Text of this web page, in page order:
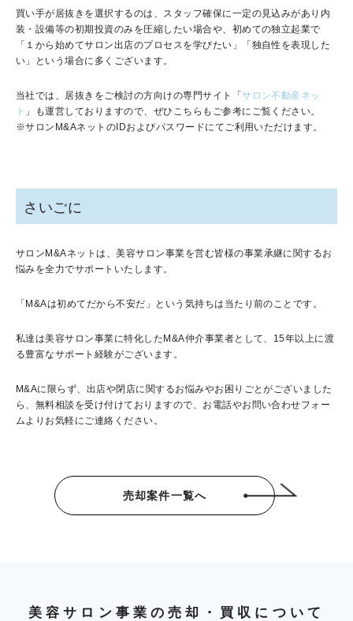
買い手が居抜きを選択するのは、スタッフ確保に一定の見込みがあり内
装・設備等の初期投資のみを圧縮したい場合や、初めての独立起業で
「１から始めてサロン出店のプロセスを学びたい」「独自性を表現した
い」という場合に多くございます。
当社では、居抜きをご検討の方向けの専門サイト「サロン不動産ネッ
ト 」も運営しておりますので、ぜひこちらもご参考にご覧ください。
※サロンM&AネットのIDおよびパスワードにてご利用いただけます。
さいごに
サロンM&Aネットは、美容サロン事業を営む皆様の事業承継に関するお
悩みを全力でサポートいたします。
「M&Aは初めてだから不安だ」という気持ちは当たり前のことです。
私達は美容サロン事業に特化したM&A仲介事業者として、 15年以上に渡
る豊富なサポート経験がございます。
M&Aに限らず、出店や閉店に関するお悩みやお困りごとがございました
ら、無料相談を受け付けておりますので、お電話やお問い合わせフォー
ムよりお気軽にご連絡ください。
売却案件一覧へ
美容サロン事業の売却・買収について